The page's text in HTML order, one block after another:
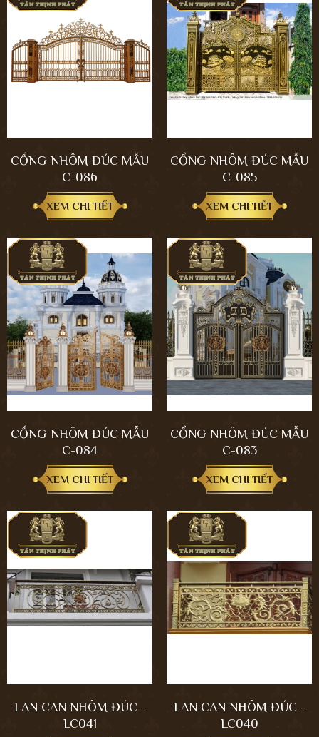
CỔNG NHÔM ĐÚC MẪU
C-086
XEM CHI TIẾT
CỔNG NHÔM ĐÚC MẪU
C-085
XEM CHI TIẾT
CỔNG NHÔM ĐÚC MẪU
C-084
XEM CHI TIẾT
CỔNG NHÔM ĐÚC MẪU
C-083
XEM CHI TIẾT
LAN CAN NHÔM ĐÚC -
LC041
LAN CAN NHÔM ĐÚC -
LC040